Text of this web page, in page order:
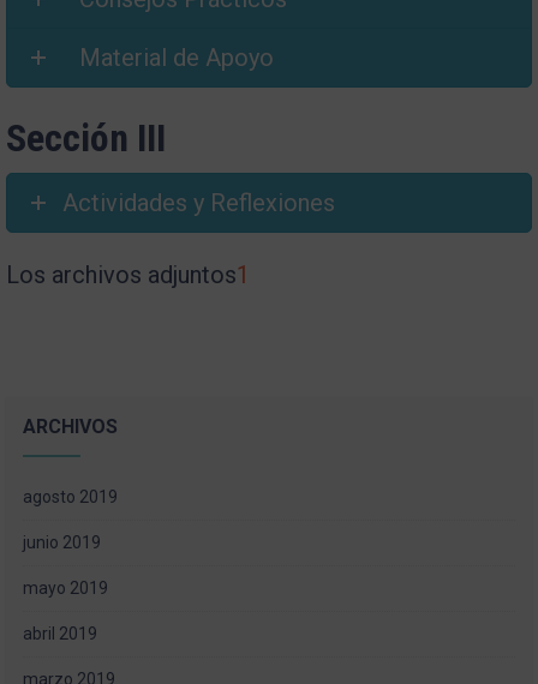
Material de Apoyo
Sección III
Actividades y Reflexiones
Los archivos adjuntos1
ARCHIVOS
agosto 2019
junio 2019
mayo 2019
abril 2019
marzo 2019